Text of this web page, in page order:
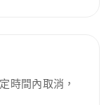
時間內取消，